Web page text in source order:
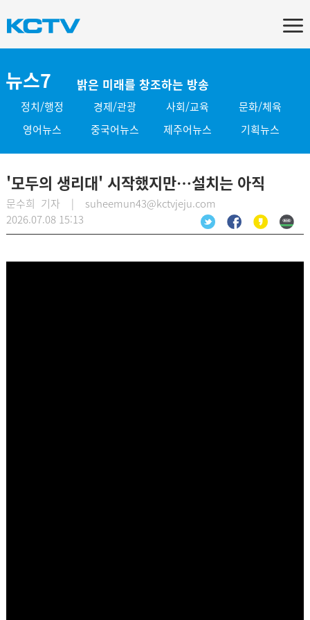
뉴스7 밝은 미래를 창조하는 방송
정치/행정 경제/관광 사회/교육
문화/체육
영어뉴스
중국어뉴스 제주어뉴스 기획뉴스
'모두의 생리대' 시작했지만…설치는 아직
문수희 기자 | suheemun43@kctvjeju.com
2026.07.08 15:13